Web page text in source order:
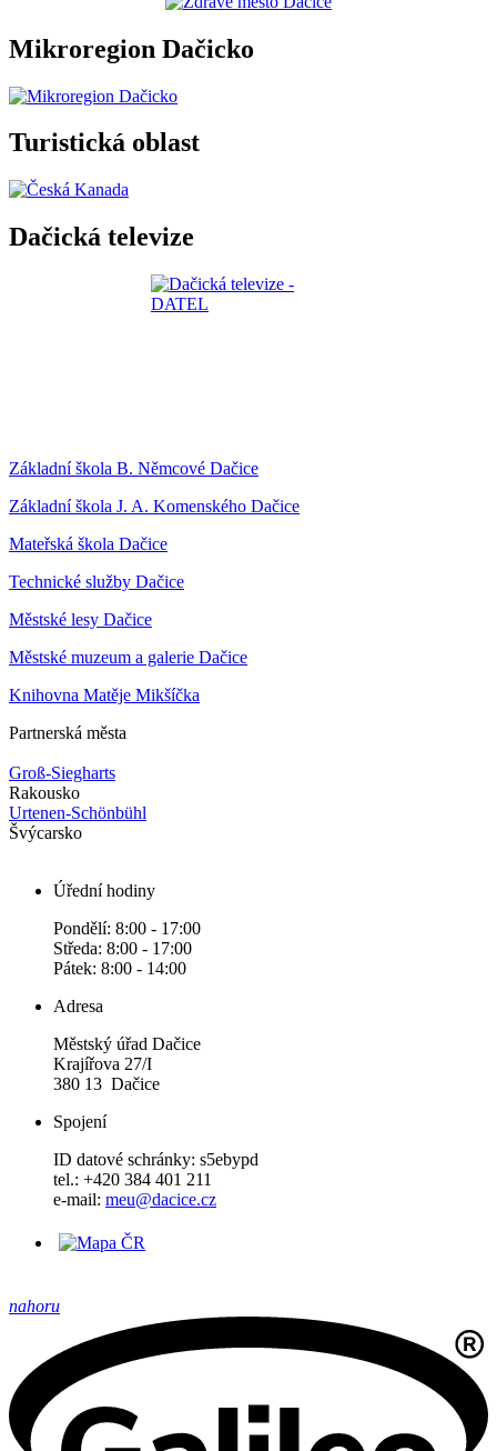
Mikroregion Dačicko
Turistická oblast
Dačická televize
Základní škola B. Němcové Dačice
Základní škola J. A. Komenského Dačice
Mateřská škola Dačice
Technické služby Dačice
Městské lesy Dačice
Městské muzeum a galerie Dačice
Knihovna Matěje Mikšíčka
Partnerská města
Groß-Siegharts
Rakousko
Urtenen-Schönbühl
Švýcarsko
Úřední hodiny
Pondělí: 8:00 - 17:00
Středa: 8:00 - 17:00
Pátek: 8:00 - 14:00
Adresa
Městský úřad Dačice
Krajířova 27/I
380 13 Dačice
Spojení
ID datové schránky: s5ebypd
tel.: +420 384 401 211
e-mail: meu@dacice.cz
nahoru